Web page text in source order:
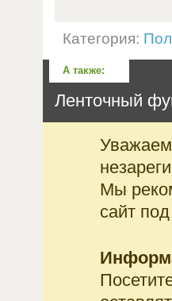
Категория:
А также:
Ленточный
Мы
сайт